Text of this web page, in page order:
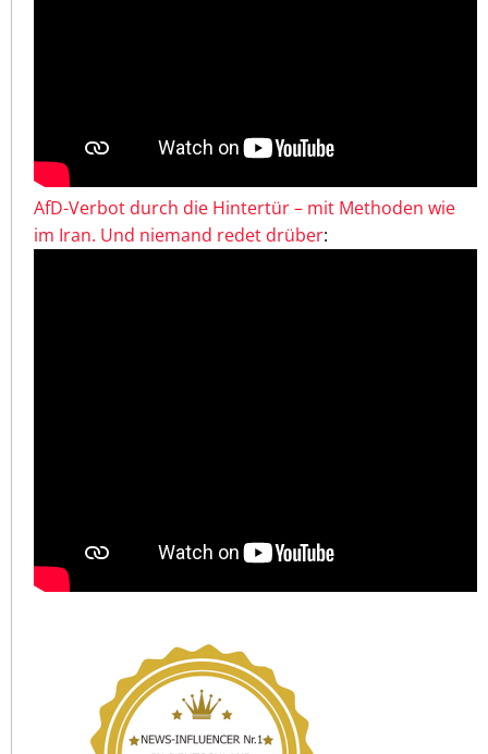
AfD-Verbot durch die Hintertür – mit Methoden wie
im Iran. Und niemand redet drüber: